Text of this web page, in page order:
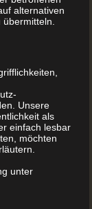
alternativen
Unsere
als
einfach lesbar
möchten
unter